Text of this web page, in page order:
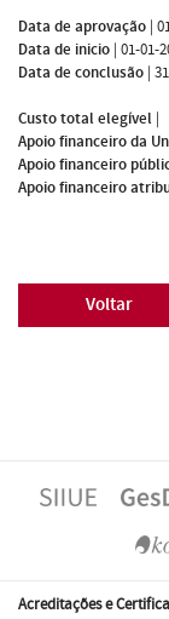
Data de aprovação |
Data de inicio | 01-01-
Data de conclusão |
Custo total elegível |
Apoio financeiro da
Apoio financeiro
Apoio financeiro
Voltar
Acreditações e